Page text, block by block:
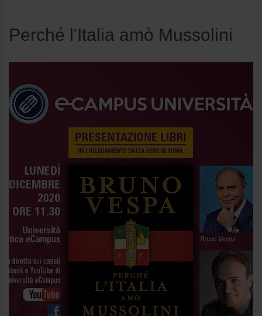
Perché l'Italia amò Mussolini